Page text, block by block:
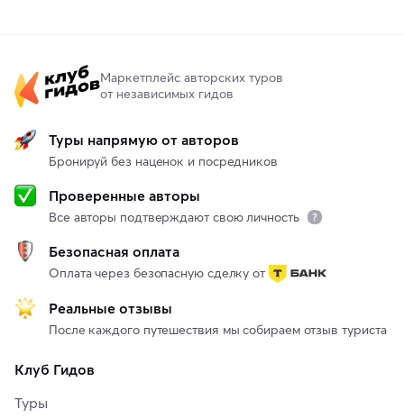
Маркетплейс авторских туров
от независимых гидов
Туры напрямую от авторов
Бронируй без наценок и посредников
Проверенные авторы
Все авторы подтверждают свою личность
Безопасная оплата
Оплата через безопасную сделку от
Реальные отзывы
После каждого путешествия мы собираем отзыв туриста
Клуб Гидов
Туры